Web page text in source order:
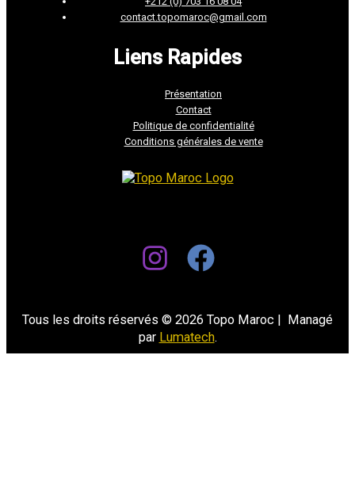
contact.topomaroc@gmail.com
Liens Rapides
Présentation
Contact
Politique de confidentialité
Conditions générales de vente
Tous les droits réservés © 2026 Topo Maroc | Managé
par Lumatech.